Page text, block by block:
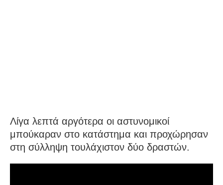
Λίγα λεπτά αργότερα οι αστυνομικοί
μπούκαραν στο κατάστημα και προχώρησαν
στη σύλληψη τουλάχιστον δύο δραστών.